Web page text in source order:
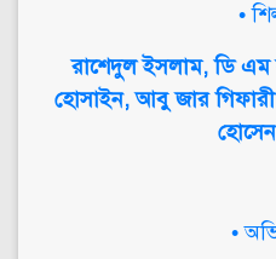
•
রাশেদুল ইসলাম, ডি এম
হোসাইন, আবু জার
•